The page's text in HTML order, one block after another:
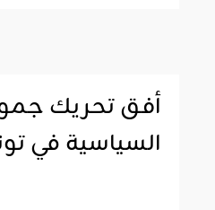
أفق تحريك
السياسية في